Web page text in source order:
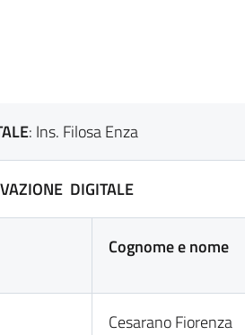
: Ins. Filosa Enza
DIGITALE
Cognome e nome
Cesarano Fiorenza